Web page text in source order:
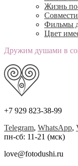
Жизнь
Фильмы
Цвет
Дружим душами в
+7 929 823-38-99
Telegram, WhatsApp,
пн-сб: 11-21 (мск)
love@fotodushi.ru